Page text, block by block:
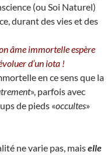
(ou Soi Naturel)
durant des vies et des
âme immortelle espère
d’un iota !
en ce sens que la
», parfois avec
de pieds «occultes»
ne varie pas, maiselle